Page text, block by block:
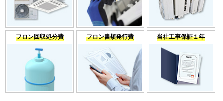
フロン回収処分費 フロン書類発行費 当社工事保証１年